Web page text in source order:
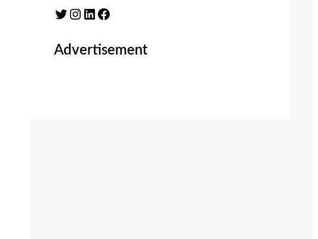
Twitter
Instagram LinkedIn Facebook
Advertisement